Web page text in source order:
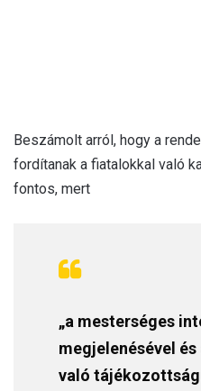
Beszámolt arról, hogy a
fordítanak a fiatalokkal való
fontos, mert
„a mesterséges
megjelenésével
való